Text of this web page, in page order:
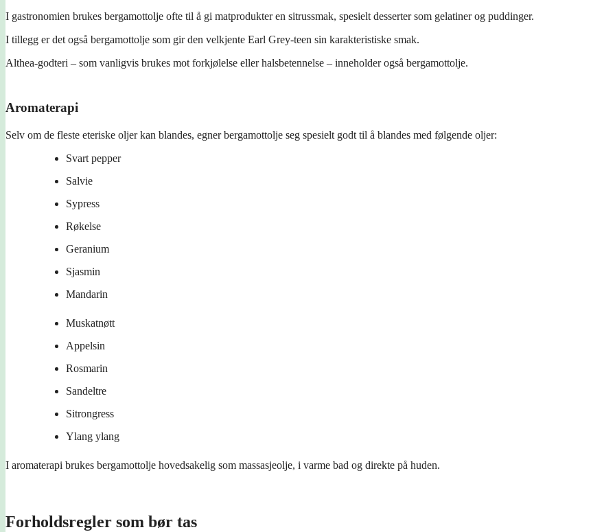
I gastronomien brukes bergamottolje ofte til å gi matprodukter en sitrussmak, spesielt desserter som gelatiner og puddinger.
I tillegg er det også bergamottolje som gir den velkjente Earl Grey-teen sin karakteristiske smak.
Althea-godteri – som vanligvis brukes mot forkjølelse eller halsbetennelse – inneholder også bergamottolje.
Aromaterapi
Selv om de fleste eteriske oljer kan blandes, egner bergamottolje seg spesielt godt til å blandes med følgende oljer:
Svart pepper
Salvie
Sypress
Røkelse
Geranium
Sjasmin
Mandarin
Muskatnøtt
Appelsin
Rosmarin
Sandeltre
Sitrongress
Ylang ylang
I aromaterapi brukes bergamottolje hovedsakelig som massasjeolje, i varme bad og direkte på huden.
Forholdsregler som bør tas